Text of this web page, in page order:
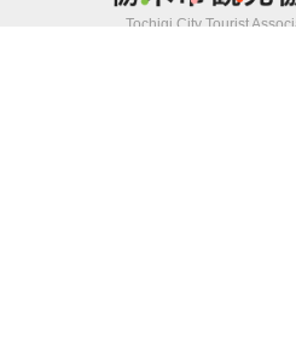
Tochigi City Tourist